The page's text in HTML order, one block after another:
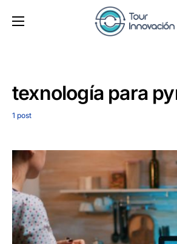
texnología para
1 post